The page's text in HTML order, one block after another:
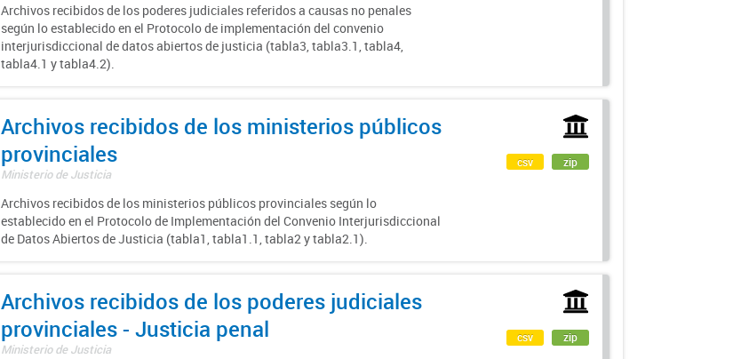
Archivos recibidos de los poderes judiciales referidos a causas no penales
según lo establecido en el Protocolo de implementación del convenio
interjurisdiccional de datos abiertos de justicia (tabla3, tabla3.1, tabla4,
tabla4.1 y tabla4.2).
Archivos recibidos de los ministerios públicos
provinciales
Ministerio de Justicia
Archivos recibidos de los ministerios públicos provinciales según lo
establecido en el Protocolo de Implementación del Convenio Interjurisdiccional
de Datos Abiertos de Justicia (tabla1, tabla1.1, tabla2 y tabla2.1).
csv zip
Archivos recibidos de los poderes judiciales
provinciales - Justicia penal
Ministerio de Justicia
csv zip